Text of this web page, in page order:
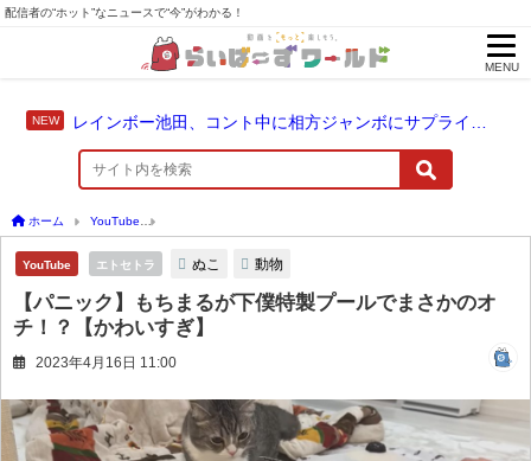
配信者の“ホット”なニュースで“今”がわかる！
MENU
ホーム YouTube
YouTube エトセトラ ぬこ 動物
【パニック】もちまるが下僕特製プールでまさかのオ
チ！？【かわいすぎ】
2023年4月16日 11:00